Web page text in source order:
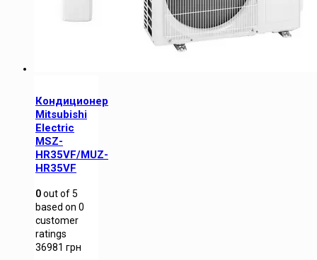
Кондиционер
Mitsubishi
Electric
MSZ-
HR35VF/MUZ-
HR35VF
0out of5
based on 0
customer
ratings
36981 грн